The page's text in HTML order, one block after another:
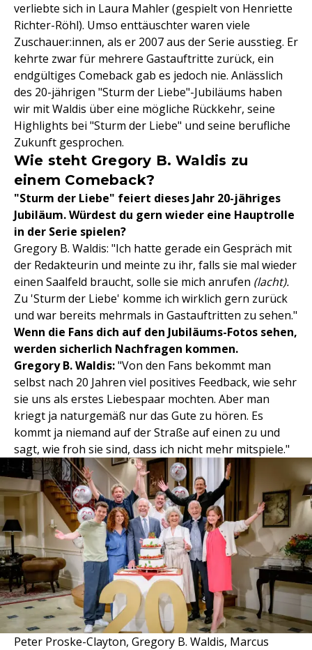
verliebte sich in Laura Mahler (gespielt von Henriette
Richter-Röhl). Umso enttäuschter waren viele
Zuschauer:innen, als er 2007 aus der Serie ausstieg. Er
kehrte zwar für mehrere Gastauftritte zurück, ein
endgültiges Comeback gab es jedoch nie. Anlässlich
des 20-jährigen "Sturm der Liebe"-Jubiläums haben
wir mit Waldis über eine mögliche Rückkehr, seine
Highlights bei "Sturm der Liebe" und seine berufliche
Zukunft gesprochen.
Wie steht Gregory B. Waldis zu
einem Comeback?
"Sturm der Liebe" feiert dieses Jahr 20-jähriges
Jubiläum. Würdest du gern wieder eine Hauptrolle
in der Serie spielen?
Gregory B. Waldis: "Ich hatte gerade ein Gespräch mit
der Redakteurin und meinte zu ihr, falls sie mal wieder
einen Saalfeld braucht, solle sie mich anrufen (lacht).
Zu 'Sturm der Liebe' komme ich wirklich gern zurück
und war bereits mehrmals in Gastauftritten zu sehen."
Wenn die Fans dich auf den Jubiläums-Fotos sehen,
werden sicherlich Nachfragen kommen.
Gregory B. Waldis:"Von den Fans bekommt man
selbst nach 20 Jahren viel positives Feedback, wie sehr
sie uns als erstes Liebespaar mochten. Aber man
kriegt ja naturgemäß nur das Gute zu hören. Es
kommt ja niemand auf der Straße auf einen zu und
sagt, wie froh sie sind, dass ich nicht mehr mitspiele."
Peter Proske-Clayton, Gregory B. Waldis, Marcus